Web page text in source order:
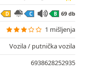
D C B 69 db
1 mišljenja
Vozila / putnička vozila
6938628252935